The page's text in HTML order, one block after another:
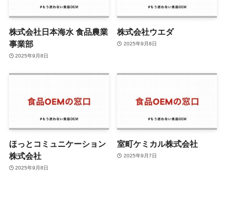
株式会社日本海水 食品農業
事業部
2025年9月8日
株式会社ウエダ
2025年9月8日
ほっとコミュニケーション
株式会社
2025年9月8日
室町ケミカル株式会社
2025年9月7日